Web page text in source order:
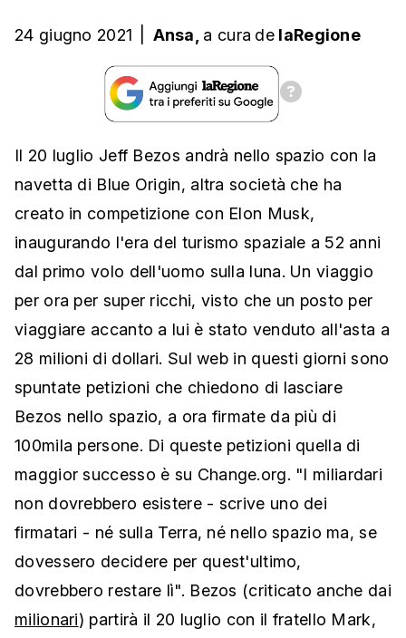
24 giugno 2021 Ansa, a cura de laRegione
Il 20 luglio Jeff Bezos andrà nello spazio con la
navetta di Blue Origin, altra società che ha
creato in competizione con Elon Musk,
inaugurando l'era del turismo spaziale a 52 anni
dal primo volo dell'uomo sulla luna. Un viaggio
per ora per super ricchi, visto che un posto per
viaggiare accanto a lui è stato venduto all'asta a
28 milioni di dollari. Sul web in questi giorni sono
spuntate petizioni che chiedono di lasciare
Bezos nello spazio, a ora firmate da più di
100mila persone. Di queste petizioni quella di
maggior successo è su Change.org. "I miliardari
non dovrebbero esistere - scrive uno dei
firmatari - né sulla Terra, né nello spazio ma, se
dovessero decidere per quest'ultimo,
dovrebbero restare lì". Bezos (criticato anche dai
milionari) partirà il 20 luglio con il fratello Mark,